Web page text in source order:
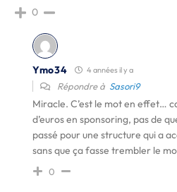
0
Ymo34 4 années il y a
Répondre à Sasori9
Miracle. C’est le mot en effet…
d’euros en sponsoring, pas de
passé pour une structure qui a
sans que ça fasse trembler le
0